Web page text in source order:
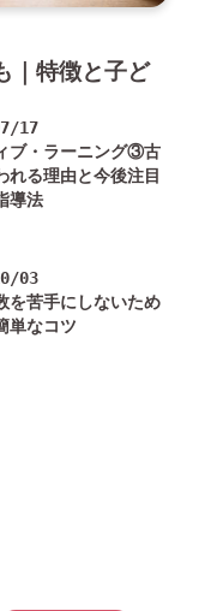
｜特徴と子ど
17
ブ・ラーニング③古
れる理由と今後注目
導法
03
を苦手にしないため
単なコツ